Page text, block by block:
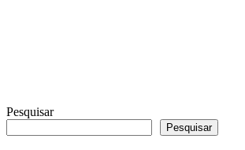
Pesquisar
Pesquisar